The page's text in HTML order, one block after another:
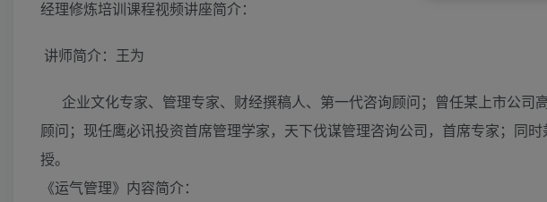
经理修炼培训课程视频讲座简介：
讲师简介：王为
企业文化专家、管理专家、财经撰稿人、第一代咨询顾问；曾任某上市公司
顾问；现任鹰必讯投资首席管理学家，天下伐谋管理咨询公司，首席专家；同
授。
《运气管理》 内容简介：